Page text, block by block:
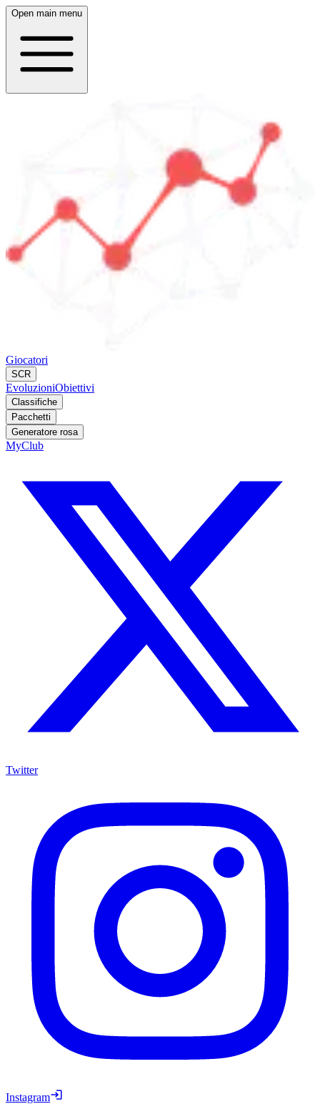
Open main menu
Giocatori
SCR
EvoluzioniObiettivi
Classifiche
Pacchetti
Generatore rosa
MyClub
Twitter
Instagram